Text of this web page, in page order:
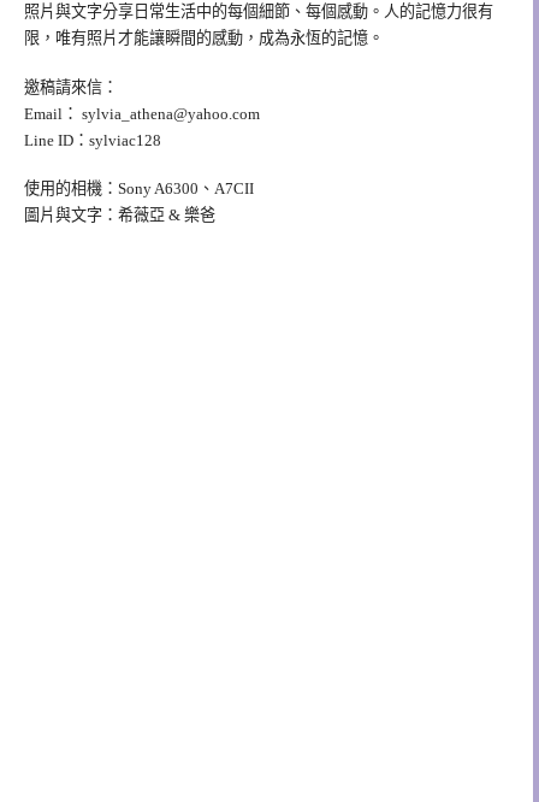
照片與文字分享日常生活中的每個細節、每個感動。人的記憶力很有
限，唯有照片才能讓瞬間的感動，成為永恆的記憶。
邀稿請來信：
Email： sylvia_athena@yahoo.com
Line ID：sylviac128
使用的相機：Sony A6300、A7CII
圖片與文字：希薇亞 & 樂爸